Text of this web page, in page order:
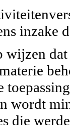
inzake
wordt
die